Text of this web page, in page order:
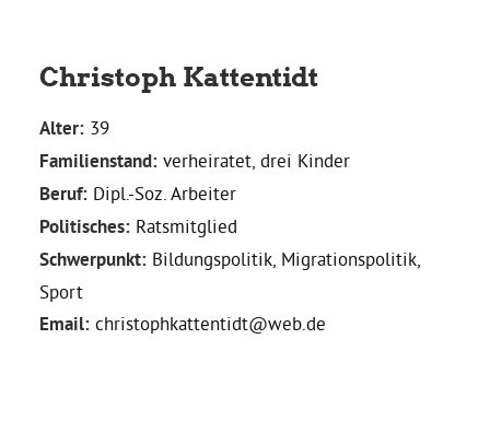
Dorothea Deppermann, MdL
Robin Korte, MdL
Daniel Freund, MdEP
Christoph Kattentidt
Alter: 39
Familienstand: verheiratet, drei Kinder
Beruf: Dipl.-Soz. Arbeiter
Politisches: Ratsmitglied
Schwerpunkt: Bildungspolitik, Migrationspolitik,
Sport
Email: christophkattentidt@web.de